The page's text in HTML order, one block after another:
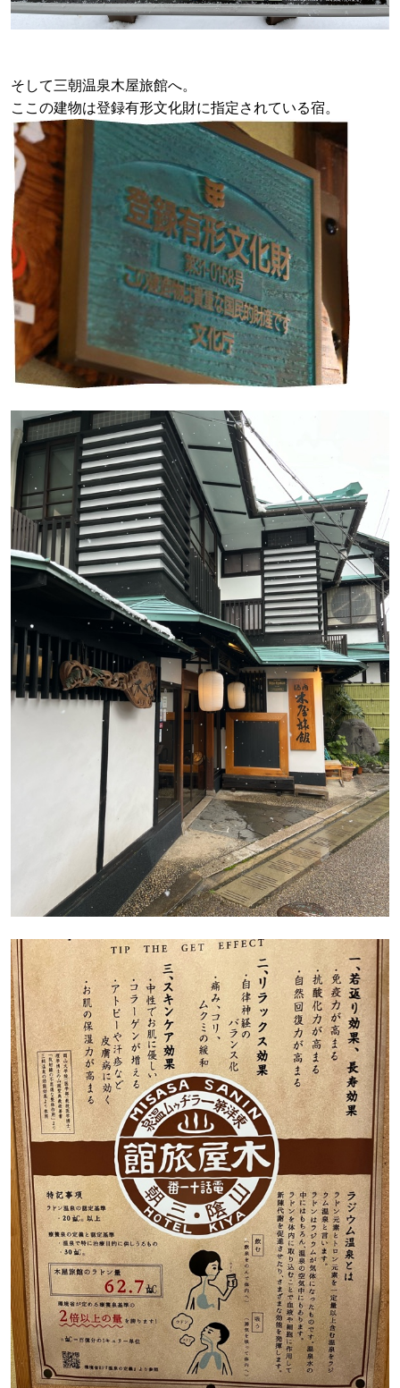
そして三朝温泉木屋旅館へ。
ここの建物は登録有形文化財に指定されている宿。